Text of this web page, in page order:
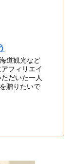
道観光など
フィリエイ
だいた一人
贈りたいで